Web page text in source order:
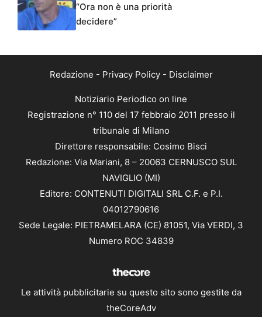
“Ora non è una priorità
decidere”
Redazione - Privacy Policy- Disclaimer
Notiziario Periodico on line
Registrazione n° 110 del 17 febbraio 2011 presso il
tribunale di Milano
Direttore responsabile: Cosimo Bisci
Redazione: Via Mariani, 8 – 20063 CERNUSCO SUL
NAVIGLIO (MI)
Editore: CONTENUTI DIGITALI SRL C.F. e P.I.
04012790616
Sede Legale: PIETRAMELARA (CE) 81051, Via VERDI, 3
Numero ROC 34839
Le attività pubblicitarie su questo sito sono gestite da
theCoreAdv